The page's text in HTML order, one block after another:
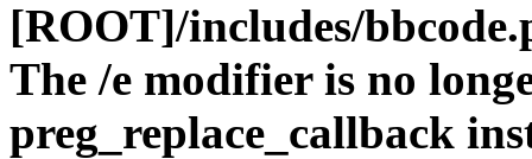
[ROOT]/includes/
The /e modifier is no
preg_replace_callback